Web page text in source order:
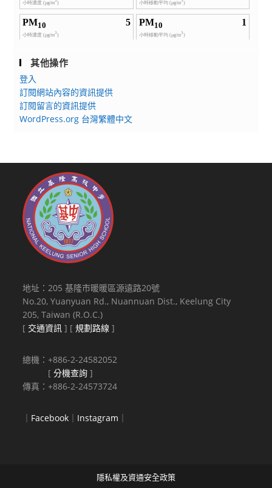
其他操作
登入
訂閱網站內容的資訊提供
訂閱留言的資訊提供
WordPress.org 台灣繁體中文
地址：205 基隆市暖暖區源遠路20號
No.20, Yuanyuan Rd., Nuannuan Dist., Keelung City
205, Taiwan (R.O.C.)
[ 交通資訊 ] [規劃路線 ]
總機：+886-2-24582052
[分機查詢 ]
傳真：+886-2-24573724
｜ Facebook ｜ Instagram ｜
隱私權及資通安全政策